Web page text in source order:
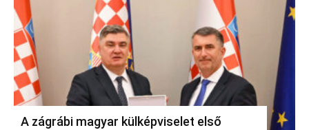
A zágrábi magyar külképviselet első